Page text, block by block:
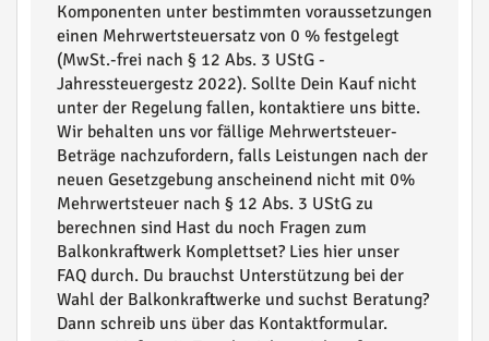
Komponenten unter bestimmten voraussetzungen
einen Mehrwertsteuersatz von 0 % festgelegt
(MwSt.-frei nach § 12 Abs. 3 UStG -
Jahressteuergestz 2022). Sollte Dein Kauf nicht
unter der Regelung fallen, kontaktiere uns bitte.
Wir behalten uns vor fällige Mehrwertsteuer-
Beträge nachzufordern, falls Leistungen nach der
neuen Gesetzgebung anscheinend nicht mit 0%
Mehrwertsteuer nach § 12 Abs. 3 UStG zu
berechnen sind Hast du noch Fragen zum
Balkonkraftwerk Komplettset? Lies hier unser
FAQ durch. Du brauchst Unterstützung bei der
Wahl der Balkonkraftwerke und suchst Beratung?
Dann schreib uns über das Kontaktformular.